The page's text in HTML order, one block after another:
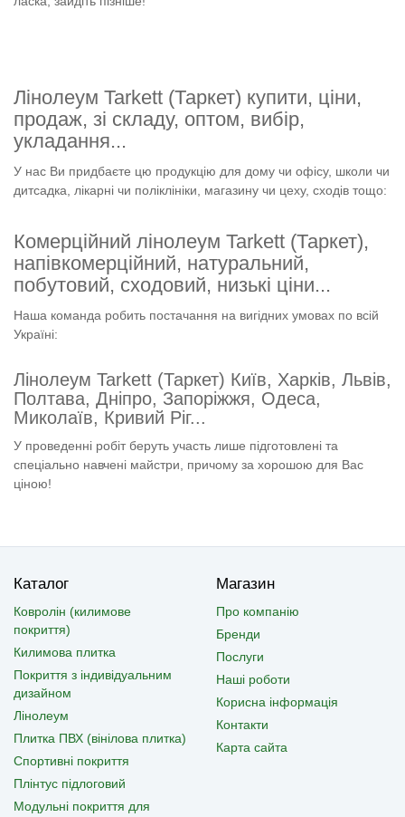
Лінолеум Tarkett (Таркет) купити, ціни,
продаж, зі складу, оптом, вибір,
укладання...
У нас Ви придбаєте цю продукцію для дому чи офісу, школи чи
дитсадка, лікарні чи поліклініки, магазину чи цеху, сходів тощо:
Комерційний лінолеум Tarkett (Таркет),
напівкомерційний, натуральний,
побутовий, сходовий, низькі ціни...
Наша команда робить постачання на вигідних умовах по всій
Україні:
Лінолеум Tarkett (Таркет) Київ, Харків, Львів,
Полтава, Дніпро, Запоріжжя, Одеса,
Миколаїв, Кривий Ріг...
У проведенні робіт беруть участь лише підготовлені та
спеціально навчені майстри, причому за хорошою для Вас
ціною!
Каталог
Ковролін (килимове
покриття)
Килимова плитка
Покриття з індивідуальним
дизайном
Лінолеум
Плитка ПВХ (вінілова плитка)
Спортивні покриття
Плінтус підлоговий
Модульні покриття для
Магазин
Про компанію
Бренди
Послуги
Наші роботи
Корисна інформація
Контакти
Карта сайта